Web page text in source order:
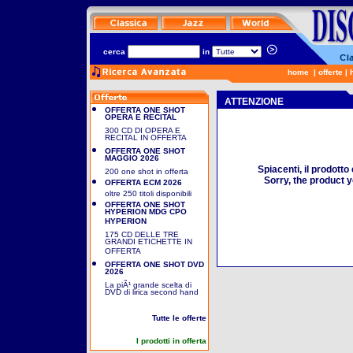
cerca in
home | offerte |
OFFERTA ONE SHOT
OPERA E RECITAL
300 CD DI OPERA E
RECITAL IN OFFERTA
OFFERTA ONE SHOT
MAGGIO 2026
200 one shot in offerta
OFFERTA ECM 2026
oltre 250 titoli disponibili
OFFERTA ONE SHOT
HYPERION MDG CPO
HYPERION
175 CD DELLE TRE
GRANDI ETICHETTE IN
OFFERTA
OFFERTA ONE SHOT DVD
2026
La piÃ¹ grande scelta di
DVD di lirica second hand
Tutte le offerte
I prodotti in offerta
ATTENZIONE
Spiacenti, il prodotto
Sorry, the product